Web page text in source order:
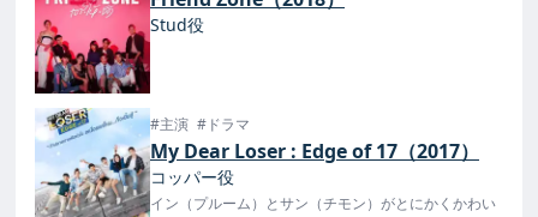
Stud役
#主演 #ドラマ
My Dear Loser : Edge of 17（2017）
コッパー役
イン（プルーム）とサン（チモン）がとにかくかわい